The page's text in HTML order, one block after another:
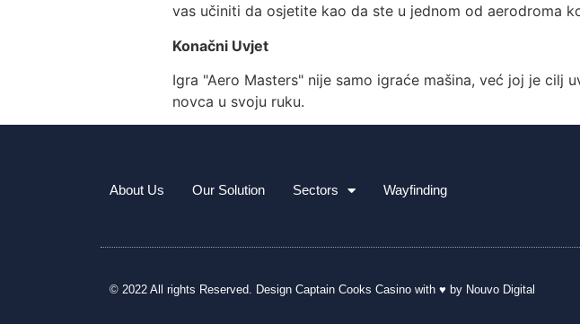
vas učiniti da osjetite kao da ste u jednom od aerodroma
Konačni Uvjet
Igra "Aero Masters" nije samo igraće mašina, već joj je
novca u svoju ruku.
About Us Our Solution Sectors Wayfinding
© 2022 All rights Reserved. Design Captain Cooks Casino with ♥ by Nouvo Digital